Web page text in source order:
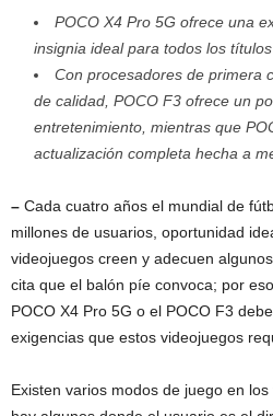
POCO X4 Pro 5G ofrece una
insignia ideal para todos los
Con procesadores de primera
de calidad, POCO F3 ofrece un
entretenimiento, mientras que
actualización completa hecha a
– Cada cuatro años el mundial de
millones de usuarios, oportunidad
videojuegos creen y adecuen
cita que el balón píe convoca; por
POCO X4 Pro 5G o el POCO F3
exigencias que estos videojuegos
Existen varios modos de juego en